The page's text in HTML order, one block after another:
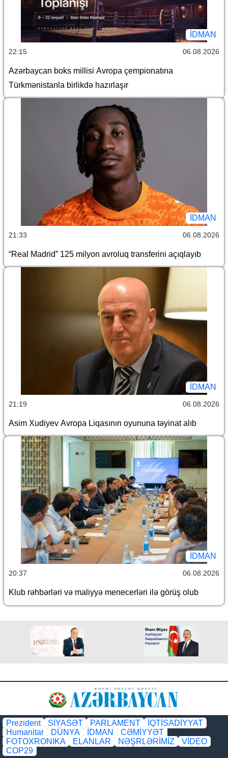
İDMAN
22:15 06.08.2026
Azərbaycan boks millisi Avropa çempionatına
Türkmənistanla birlikdə hazırlaşır
İDMAN
21:33 06.08.2026
“Real Madrid” 125 milyon avroluq transferini açıqlayıb
İDMAN
21:19 06.08.2026
Asim Xudiyev Avropa Liqasının oyununa təyinat alıb
İDMAN
20:37 06.08.2026
Klub rəhbərləri və maliyyə menecerləri ilə görüş olub
Prezident SİYASƏT PARLAMENT
İQTİSADİYYAT
Humanitar
DÜNYA İDMAN
CƏMİYYƏT
FOTOXRONIKA
ELANLAR NƏŞRLƏRİMİZ
VİDEO
COP29